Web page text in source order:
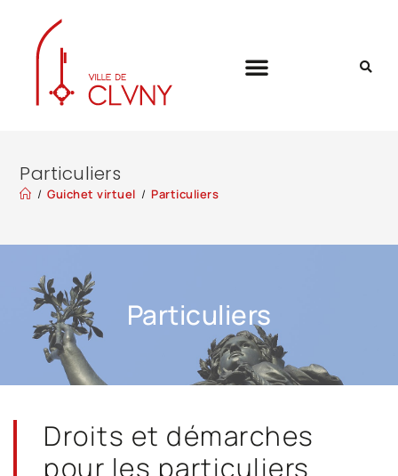
Particuliers
/ Guichet virtuel / Particuliers
Particuliers
Droits et démarches
pour les particuliers